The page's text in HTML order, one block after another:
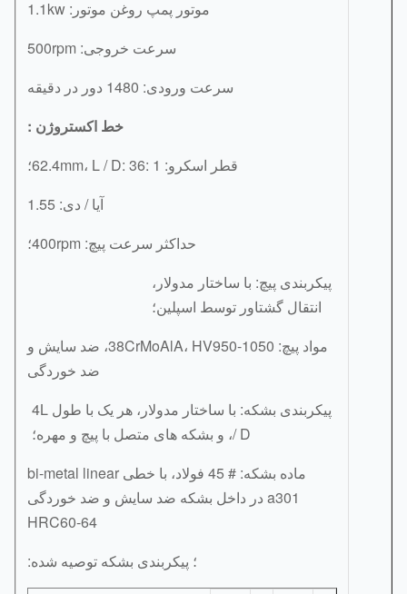
موتور پمپ روغن موتور: 1.1kw
سرعت خروجی: 500rpm
سرعت ورودی: 1480 دور در دقیقه
خط اکستروژن :
قطر اسکرو: 62.4mm، L / D: 36: 1؛
آیا / دی: 1.55
حداکثر سرعت پیچ: 400rpm؛
پیکربندی پیچ: با ساختار مدولار،
انتقال گشتاور توسط اسپلین؛
مواد پیچ: 38CrMoAlA، HV950-1050، ضد سایش و
ضد خوردگی
پیکربندی بشکه: با ساختار مدولار، هر یک با طول 4L
ماده بشکه: # 45 فولاد، با خطی bi-metal linear
a301 در داخل بشکه ضد سایش و ضد خوردگی
HRC60-64
؛ پیکربندی بشکه توصیه شده: